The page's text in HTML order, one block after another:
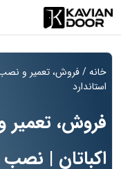
خانه/ فروش، تعمیر و نصب
استاندارد
فروش،
اکباتان | نصب